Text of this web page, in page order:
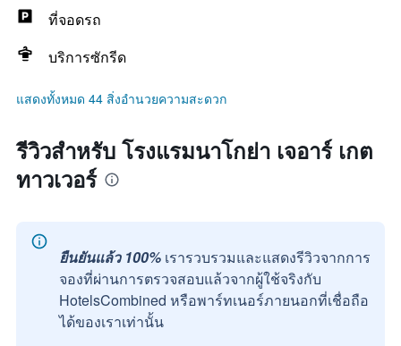
ที่จอดรถ
บริการซักรีด
แสดงทั้งหมด 44 สิ่งอำนวยความสะดวก
รีวิวสำหรับ โรงแรมนาโกย่า เจอาร์ เกต
ทาวเวอร์
ยืนยันแล้ว 100% เรารวบรวมและแสดงรีวิวจากการ
จองที่ผ่านการตรวจสอบแล้วจากผู้ใช้จริงกับ
HotelsCombined หรือพาร์ทเนอร์ภายนอกที่เชื่อถือ
ได้ของเราเท่านั้น